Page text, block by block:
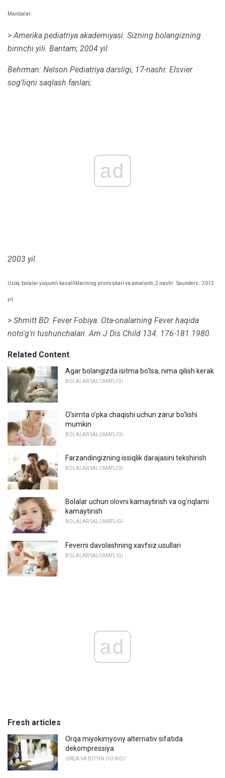
Manbalar:
> Amerika pediatriya akademiyasi. Sizning bolangizning
birinchi yili. Bantam; 2004 yil.
Behrman: Nelson Pediatriya darsligi, 17-nashr. Elsvier
sog'liqni saqlash fanlari;
ad
2003 yil.
Uzoq: bolalar yuqumli kasalliklarining printsiplari va amaliyoti, 2 nashr. Saunders; 2012
yil.
> Shmitt BD: Fever Fobiya. Ota-onalarning Fever haqida
noto'g'ri tushunchalari. Am J Dis Child 134. 176-181.1980.
Related Content
Agar bolangizda isitma bo'lsa, nima qilish kerak
BOLALAR SALOMATLIGI
O'simta o'pka chaqishi uchun zarur bo'lishi
mumkin
BOLALAR SALOMATLIGI
Farzandingizning issiqlik darajasini tekshirish
BOLALAR SALOMATLIGI
Bolalar uchun olovni kamaytirish va og'riqlarni
kamaytirish
BOLALAR SALOMATLIGI
Feverni davolashning xavfsiz usullari
BOLALAR SALOMATLIGI
ad
Fresh articles
Orqa miyokimyoviy alternativ sifatida
dekompressiya
ORQA VA BO'YIN OG'RIG'I